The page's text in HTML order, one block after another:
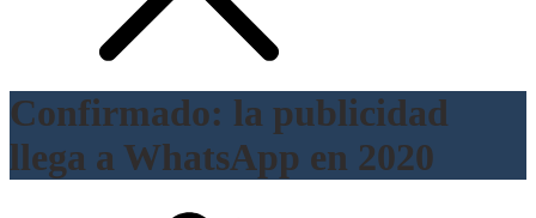
Confirmado: la publicidad
llega a WhatsApp en 2020